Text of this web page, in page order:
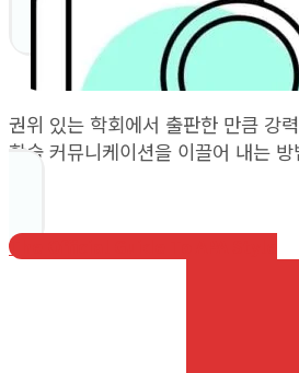
권위 있는 학회에서 출판한 만큼 강
학술 커뮤니케이션을 이끌어 내는 방
The Official Guide To APA Style